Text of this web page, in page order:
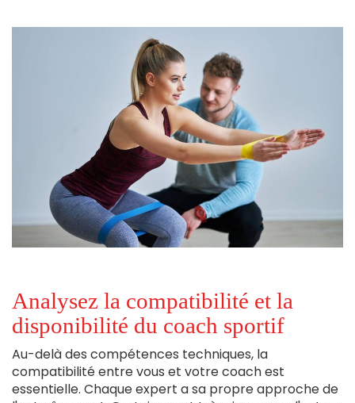
Analysez la compatibilité et la
disponibilité du coach sportif
Au-delà des compétences techniques, la
compatibilité entre vous et votre coach est
essentielle. Chaque expert a sa propre approche de